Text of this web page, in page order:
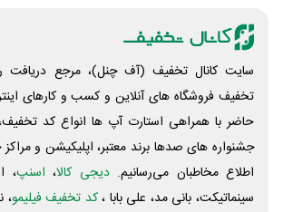
سایت کانال تخفیف (آف چنل)، مرجع دریافت
تخفیف فروشگاه های آنلاین و کسب و‌ کارهای
حاضر با همراهی استارت آپ ها انواع کد
جشنواره های صدها برند معتبر، اپلیکیشن و مراکز
اطلاع مخاطبان می‌رسانیم. دیجی کالا، اسنپ،
سینماتیکت، بانی مد، علی‌ بابا ،کد تخفیف فیلیمو،